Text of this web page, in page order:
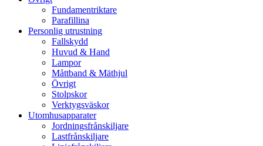
Fundamentriktare
Parafillina
Personlig utrustning
Fallskydd
Huvud & Hand
Lampor
Måttband & Mäthjul
Övrigt
Stolpskor
Verktygsväskor
Utomhusapparater
Jordningsfrånskiljare
Lastfrånskiljare